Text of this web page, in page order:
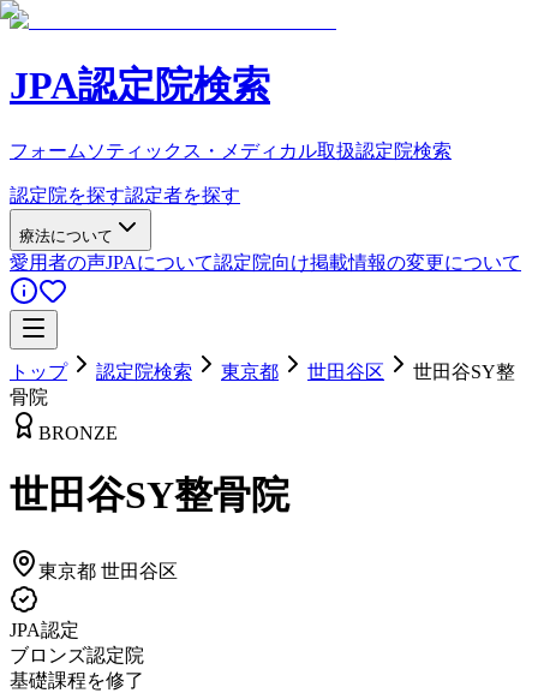
JPA認定院検索
フォームソティックス・メディカル取扱認定院検索
認定院を探す認定者を探す
療法について
愛用者の声JPAについて認定院向け掲載情報の変更について
トップ 認定院検索 東京都 世田谷区
世田谷SY整
骨院
BRONZE
世田谷SY整骨院
東京都 世田谷区
JPA認定
ブロンズ認定院
基礎課程を修了